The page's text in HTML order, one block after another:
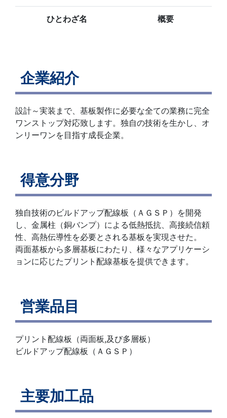
ひとわざ名 概要
企業紹介
設計～実装まで、基板製作に必要な全ての業務に完全
ワンストップ対応致します。独自の技術を生かし、オ
ンリーワンを目指す成長企業。
得意分野
独自技術のビルドアップ配線板（ＡＧＳＰ）を開発
し、金属柱（銅バンプ）による低熱抵抗、高接続信頼
性、高熱伝導性を必要とされる基板を実現させた。
両面基板から多層基板にわたり、様々なアプリケーシ
ョンに応じたプリント配線基板を提供できます。
営業品目
プリント配線板（両面板,及び多層板）
ビルドアップ配線板（ＡＧＳＰ）
主要加工品